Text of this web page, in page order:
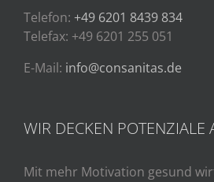
Telefon: +49 6201 8439 834
Telefax: +49 6201 255 051
E-Mail: info@consanitas.de
WIR DECKEN POTENZIALE
Mit mehr Motivation gesund